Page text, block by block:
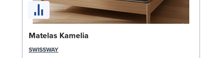
Matelas Kamelia
SWISSWAY